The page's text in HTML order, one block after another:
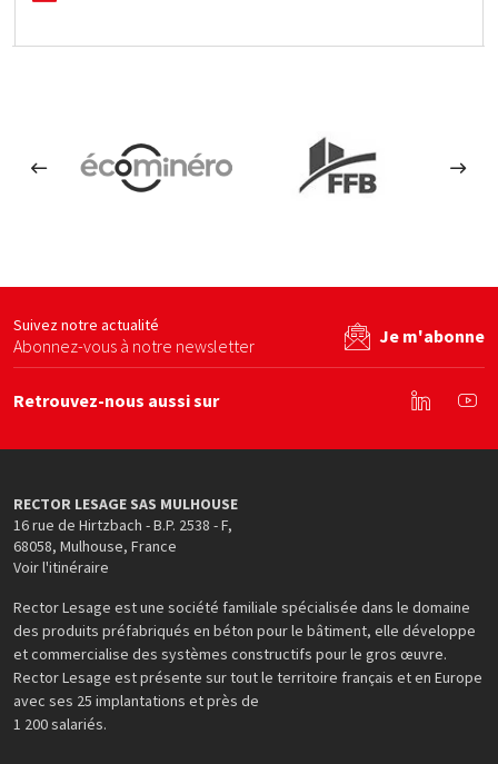
Suivez notre actualité
Abonnez-vous à notre newsletter Je m'abonne
Retrouvez-nous aussi sur
Linkedin
RECTOR LESAGE SAS MULHOUSE
16 rue de Hirtzbach - B.P. 2538 - F,
68058, Mulhouse, France
Voir l'itinéraire
Rector Lesage est une société familiale spécialisée dans le domaine
des produits préfabriqués en béton pour le bâtiment, elle développe
et commercialise des systèmes constructifs pour le gros œuvre.
Rector Lesage est présente sur tout le territoire français et en Europe
avec ses 25 implantations et près de
1 200 salariés.